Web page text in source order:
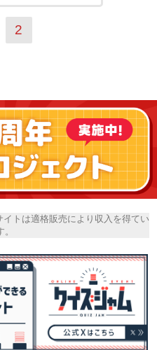
2
トは適格販売により収入を得てい
。